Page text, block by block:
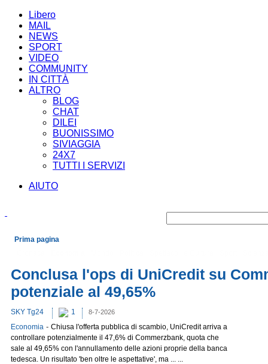
Libero
MAIL
NEWS
SPORT
VIDEO
COMMUNITY
IN CITTÀ
ALTRO
BLOG
CHAT
DILEI
BUONISSIMO
SIVIAGGIA
24X7
TUTTI I SERVIZI
AIUTO
Prima pagina
Conclusa l'ops di UniCredit su
potenziale al 49,65%
SKY Tg24 1 8-7-2026
Economia - Chiusa l'offerta pubblica di scambio, UniCredit arriva a
controllare potenzialmente il 47,6% di Commerzbank, quota che
sale al 49,65% con l'annullamento delle azioni proprie della banca
tedesca. Un risultato 'ben oltre le aspettative', ma ... ...